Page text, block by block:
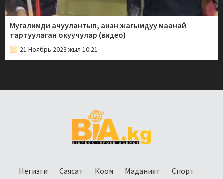
Мугалимди ачуулантып, анан жагымдуу маанай
тартуулаган окуучулар (видео)
21 Ноябрь 2023 жыл 10:21
Негизги Саясат Коом Маданият Спорт